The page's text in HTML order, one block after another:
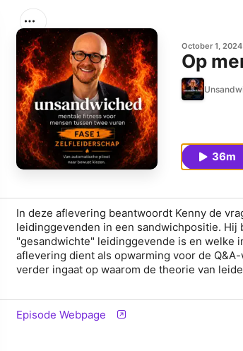
October 1, 2024
Op
36m
In deze aflevering beantwoordt Kenny de
leidinggevenden in een sandwichpositie.
"gesandwichte" leidinggevende is en welke
aflevering dient als opwarming voor de
verder ingaat op waarom de theorie van
Episode Webpage